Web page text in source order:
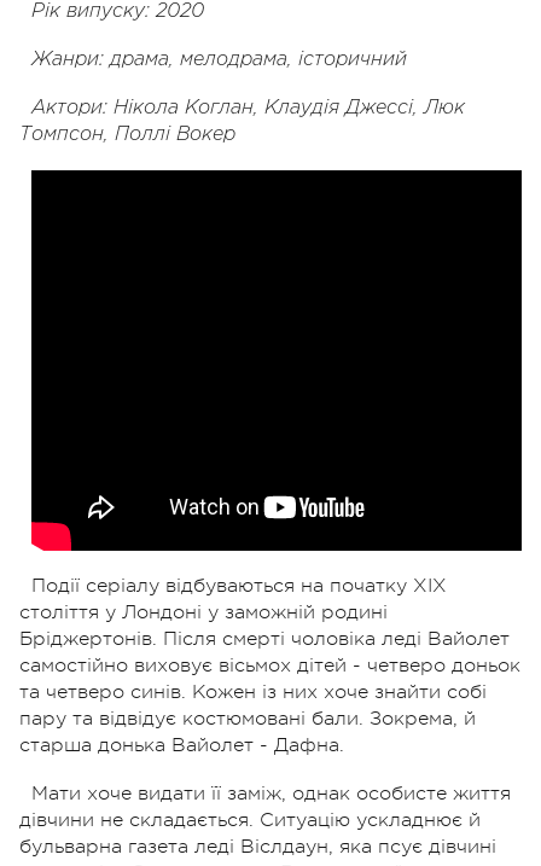
Рік випуску: 2020
Жанри: драма, мелодрама, історичний
Актори: Нікола Коглан, Клаудія Джессі, Люк
Томпсон, Поллі Вокер
Події серіалу відбуваються на початку XIX
століття у Лондоні у заможній родині
Бріджертонів. Після смерті чоловіка леді Вайолет
самостійно виховує вісьмох дітей - четверо доньок
та четверо синів. Кожен із них хоче знайти собі
пару та відвідує костюмовані бали. Зокрема, й
старша донька Вайолет - Дафна.
Мати хоче видати її заміж, однак особисте життя
дівчини не складається. Ситуацію ускладнює й
бульварна газета леді Віслдаун, яка псує дівчині